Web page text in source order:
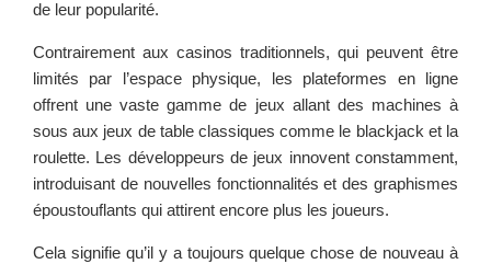
de leur popularité.
Contrairement aux casinos traditionnels, qui peuvent être
limités par l’espace physique, les plateformes en ligne
offrent une vaste gamme de jeux allant des machines à
sous aux jeux de table classiques comme le blackjack et la
roulette. Les développeurs de jeux innovent constamment,
introduisant de nouvelles fonctionnalités et des graphismes
époustouflants qui attirent encore plus les joueurs.
Cela signifie qu’il y a toujours quelque chose de nouveau à